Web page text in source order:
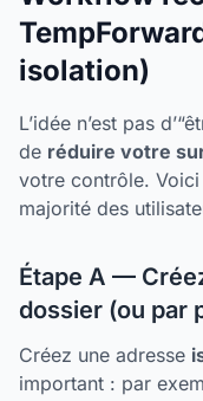
isolation)
L’idée n’est pas
de réduire votre
votre contrôle.
majorité des
Étape A —
dossier (ou par
Créez une adresse
important : par